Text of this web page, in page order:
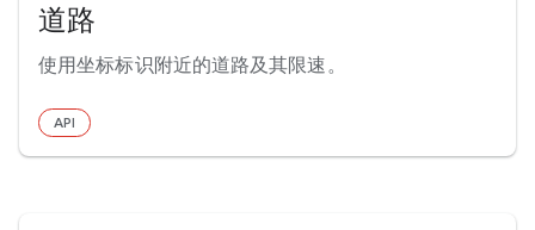
道路
使用坐标标识附近的道路及其限速。
API